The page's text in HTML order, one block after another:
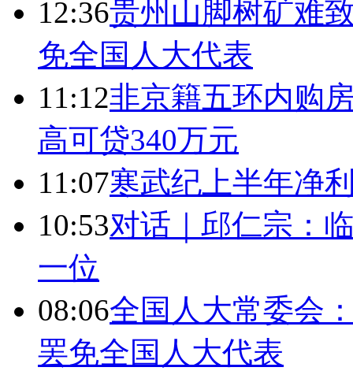
12:36贵州山脚树矿难
免全国人大代表
11:12非京籍五环内购
高可贷340万元
11:07寒武纪上半年净
10:53对话｜邱仁宗：
一位
08:06全国人大常委会
罢免全国人大代表